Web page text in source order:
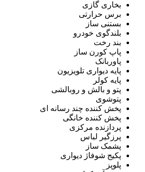
بخاری گازی
برس حرارتی
بستنی ساز
بلندگوی خودرو
بند رخت
پاپ کورن ساز
پاوربانک
پایه دیواری تلویزیون
پایه کولر
پتو و بالش و روبالشی
پتوشوی
پخش کننده چند رسانه ای
پخش کننده خانگی
پردازنده مرکزی
پرزگیر لباس
پشمک ساز
پکیج شوفاژ دیواری
پلوپز